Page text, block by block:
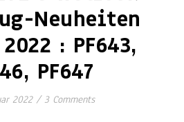
Neuheiten
: PF643,
PF647
2022 / 3 Comments